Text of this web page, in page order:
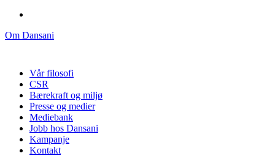
Om Dansani
Vår filosofi
CSR
Bærekraft og miljø
Presse og medier
Mediebank
Jobb hos Dansani
Kampanje
Kontakt